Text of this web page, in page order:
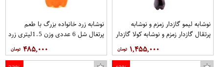
نوشابه لیمو گازدار زمزم و نوشابه
پرتقال گازدار زمزم و نوشابه کولا گازدار
زمزم - 1.5 لیتر 3شل 6 عددی.جمعا
18عدد
۱,۴۵۵,۰۰۰
نوشابه زرد خانواده بزرگ با طعم
پرتغال شل 6 عددی وزن 1.5ليتري زرد
۴۸۵,۰۰۰